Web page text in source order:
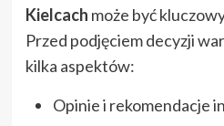
Kielcach może być
Przed podjęciem decyzji
kilka aspektów:
Opinie i rekomendacje